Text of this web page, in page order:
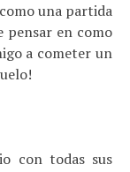
una partida
pensar en como
a cometer un
con todas sus